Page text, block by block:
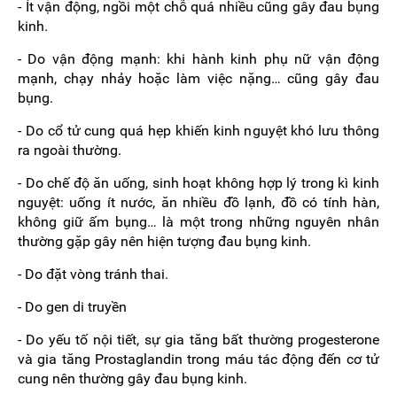
- Ít vận động, ngồi một chỗ quá nhiều cũng gây đau bụng
kinh.
- Do vận động mạnh: khi hành kinh phụ nữ vận động
mạnh, chạy nhảy hoặc làm việc nặng… cũng gây đau
bụng.
- Do cổ tử cung quá hẹp khiến kinh nguyệt khó lưu thông
ra ngoài thường.
- Do chế độ ăn uống, sinh hoạt không hợp lý trong kì kinh
nguyệt: uống ít nước, ăn nhiều đồ lạnh, đồ có tính hàn,
không giữ ấm bụng… là một trong những nguyên nhân
thường gặp gây nên hiện tượng đau bụng kinh.
- Do đặt vòng tránh thai.
- Do gen di truyền
- Do yếu tố nội tiết, sự gia tăng bất thường progesterone
và gia tăng Prostaglandin trong máu tác động đến cơ tử
cung nên thường gây đau bụng kinh.